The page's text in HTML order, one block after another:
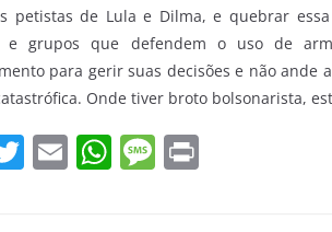
petistas de Lula e Dilma, e quebrar
e grupos que defendem o uso de
para gerir suas decisões e não ande
Onde tiver broto bolsonarista,
T E W M